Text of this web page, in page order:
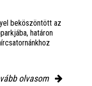
beköszöntött az
határon
olvasom